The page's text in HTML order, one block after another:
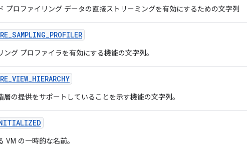
プロファイリング データの直接ストリーミングを有効にするための文字列
_SAMPLING_PROFILER
ング プロファイラを有効にする機能の文字列。
_VIEW_HIERARCHY
層の提供をサポートしていることを示す機能の文字列。
VM の一時的な名前。